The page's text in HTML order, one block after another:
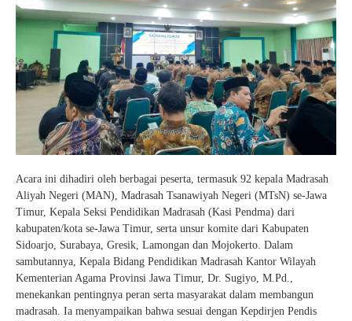
Acara ini dihadiri oleh berbagai peserta, termasuk 92 kepala Madrasah
Aliyah Negeri (MAN), Madrasah Tsanawiyah Negeri (MTsN) se-Jawa
Timur, Kepala Seksi Pendidikan Madrasah (Kasi Pendma) dari
kabupaten/kota se-Jawa Timur, serta unsur komite dari Kabupaten
Sidoarjo, Surabaya, Gresik, Lamongan dan Mojokerto. Dalam
sambutannya, Kepala Bidang Pendidikan Madrasah Kantor Wilayah
Kementerian Agama Provinsi Jawa Timur, Dr. Sugiyo, M.Pd.,
menekankan pentingnya peran serta masyarakat dalam membangun
madrasah. Ia menyampaikan bahwa sesuai dengan Kepdirjen Pendis